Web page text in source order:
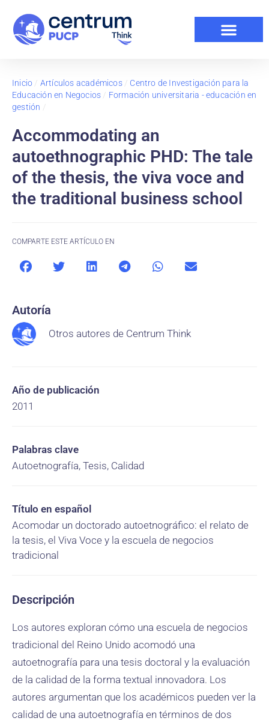
Inicio / Artículos académicos/ Centro de Investigación para la
Educación en Negocios / Formación universitaria - educación en
gestión /
Accommodating an
autoethnographic PHD: The tale
of the thesis, the viva voce and
the traditional business school
COMPARTE ESTE ARTÍCULO EN
Autoría
Otros autores de Centrum Think
Año de publicación
2011
Palabras clave
Autoetnografía, Tesis, Calidad
Título en español
Acomodar un doctorado autoetnográfico: el relato de
la tesis, el Viva Voce y la escuela de negocios
tradicional
Descripción
Los autores exploran cómo una escuela de negocios
tradicional del Reino Unido acomodó una
autoetnografía para una tesis doctoral y la evaluación
de la calidad de la forma textual innovadora. Los
autores argumentan que los académicos pueden ver la
calidad de una autoetnografía en términos de dos